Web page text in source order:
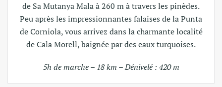
de Sa Mutanya Mala à 260 m à travers les pinèdes.
Peu après les impressionnantes falaises de la Punta
de Corniola, vous arrivez dans la charmante localité
de Cala Morell, baignée par des eaux turquoises.
5h de marche – 18 km – Dénivelé : 420 m